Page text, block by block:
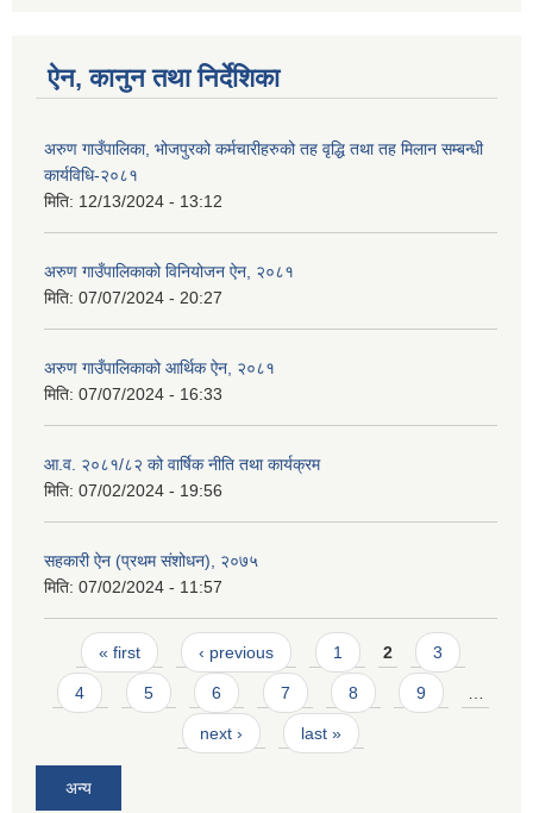
ऐन, कानुन तथा निर्देशिका
अरुण गाउँपालिका, भोजपुरको कर्मचारीहरुको तह वृद्धि तथा तह मिलान सम्बन्धी
कार्यविधि-२०८१
मिति: 12/13/2024 - 13:12
अरुण गाउँपालिकाको विनियोजन ऐन, २०८१
मिति: 07/07/2024 - 20:27
अरुण गाउँपालिकाको आर्थिक ऐन, २०८१
मिति: 07/07/2024 - 16:33
आ.व. २०८१/८२ को वार्षिक नीति तथा कार्यक्रम
मिति: 07/02/2024 - 19:56
सहकारी ऐन (प्रथम संशोधन), २०७५
मिति: 07/02/2024 - 11:57
Pages
« first ‹ previous 1 2 3
4 5 6 7 8 9
next › last »
अन्य